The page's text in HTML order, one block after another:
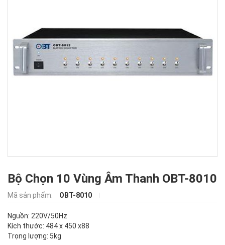
Bộ Chọn 10 Vùng Âm Thanh OBT-8010
Mã sản phẩm: OBT-8010
Nguồn: 220V/50Hz
Kích thước: 484 x 450 x88
Trọng lượng: 5kg